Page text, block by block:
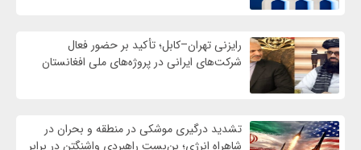
رایزنی تهران–کابل؛ تأکید بر حضور فعال
شرکت‌های ایرانی در پروژه‌های ملی افغانستان
تشدید درگیری موشکی در منطقه و بحران در
شاهراه انرژی؛ بن‌بست راهبردی واشنگتن در برابر